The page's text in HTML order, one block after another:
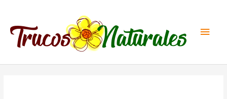
contenido